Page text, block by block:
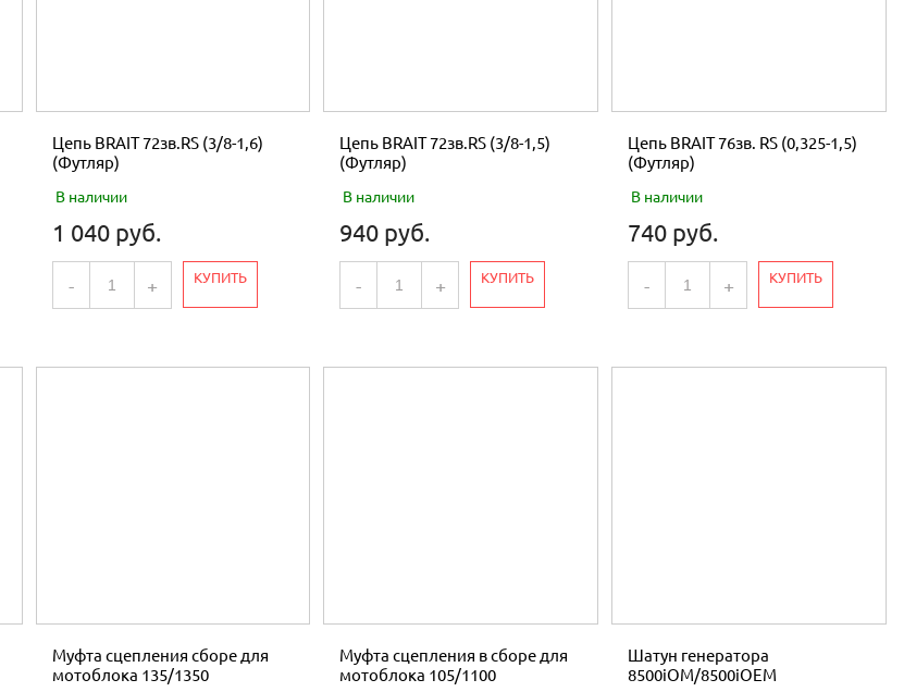
Цепь BRAIT 72зв.RS (3/8-1,6)
(Футляр)
В наличии
1 040 руб.
- + КУПИТЬ
Цепь BRAIT 72зв.RS (3/8-1,5)
(Футляр)
В наличии
940 руб.
- + КУПИТЬ
Цепь BRAIT 76зв. RS (0,325-1,5)
(Футляр)
В наличии
740 руб.
- + КУПИТЬ
Муфта сцепления сборе для
мотоблока 135/1350
Муфта сцепления в сборе для
мотоблока 105/1100
Шатун генератора
8500iOM/8500iOEM